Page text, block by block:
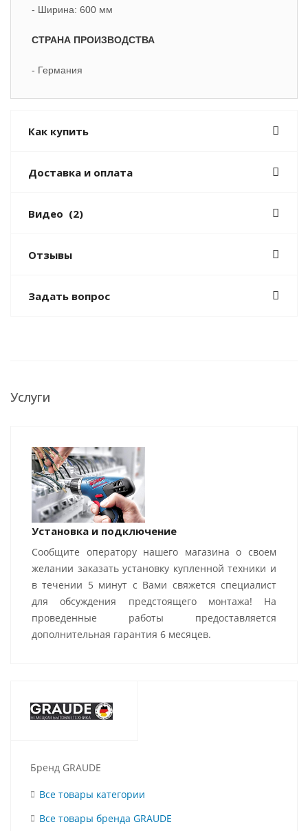
- Ширина: 600 мм
СТРАНА ПРОИЗВОДСТВА
- Германия
Как купить
Доставка и оплата
Видео (2)
Отзывы
Задать вопрос
Услуги
Установка и подключение
Сообщите оператору нашего магазина о своем
желании заказать установку купленной техники и
в течении 5 минут с Вами свяжется специалист
для обсуждения предстоящего монтажа! На
проведенные работы предоставляется
дополнительная гарантия 6 месяцев.
Бренд GRAUDE
Все товары категории
Все товары бренда GRAUDE